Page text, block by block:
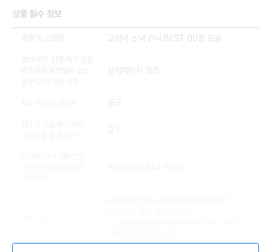
상품 필수 정보
고양이 스낵 간식 BEST 00종 모음
상세페이지 참조